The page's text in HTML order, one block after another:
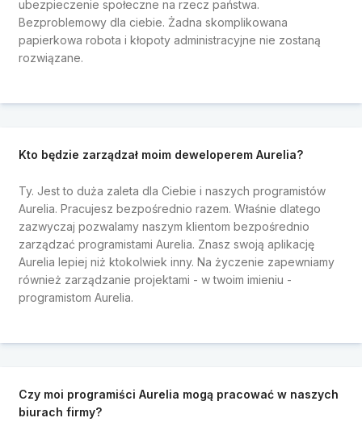
ubezpieczenie społeczne na rzecz państwa.
Bezproblemowy dla ciebie. Żadna skomplikowana
papierkowa robota i kłopoty administracyjne nie zostaną
rozwiązane.
Kto będzie zarządzał moim deweloperem Aurelia?
Ty. Jest to duża zaleta dla Ciebie i naszych programistów
Aurelia. Pracujesz bezpośrednio razem. Właśnie dlatego
zazwyczaj pozwalamy naszym klientom bezpośrednio
zarządzać programistami Aurelia. Znasz swoją aplikację
Aurelia lepiej niż ktokolwiek inny. Na życzenie zapewniamy
również zarządzanie projektami - w twoim imieniu -
programistom Aurelia.
Czy moi programiści Aurelia mogą pracować w naszych
biurach firmy?